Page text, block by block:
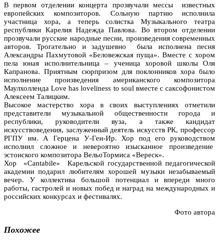
В первом отделении концерта прозвучали мессы известных
европейских композиторов. Сольную партию исполнила
участница хора, а теперь солистка Музыкального театра
республики Карелия Надежда Павлова. Во втором отделении
прозвучали русские народные песни, произведения современных
авторов. Трогательно и задушевно была исполнена песня
Александры Пахмутовой «Беловежская пуща». Вместе с хором
пела юная исполнительница – ученица хоровой школы Оля
Капранова. Приятным сюрпризом для поклонников хора было
исполнение произведения американского композитора
Маулхолленда Love has loveliness to soul вместе с саксофонистом
Алексеем Талицким.
Высокое мастерство хора в своих выступлениях отметили
представители музыкальной общественности города и
республики, руководители вуза, а также кандидат
искусствоведения, заслуженный деятель искусств РК, профессор
РГПУ им. А Герцена У-Ген-Ир. Хор под его руководством
исполнил сложное и невероятно изысканное произведение
эстонского композитора ВельоТормиса «Вереск».
Хор «Cantabile» Карельской государственной педагогической
академии подарил любителям хорошей музыки незабываемый
вечер. У коллектива большой потенциал и впереди много
работы, гастролей и новых побед и наград на международных и
российских конкурсах и фестивалях.
Фото автора
Похожее